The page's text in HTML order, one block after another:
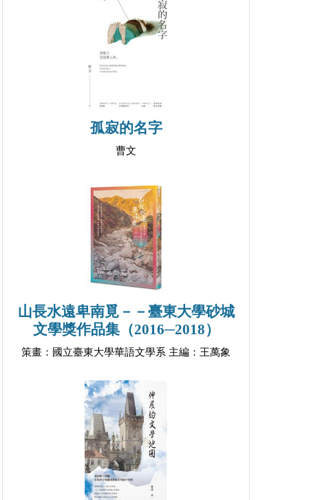
孤寂的名字
曹文
山長水遠卑南覓－－臺東大學砂城
文學獎作品集（2016─2018）
策畫：國立臺東大學華語文學系 主編：王萬象